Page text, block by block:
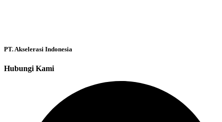
PT. Akselerasi Indonesia
Hubungi Kami